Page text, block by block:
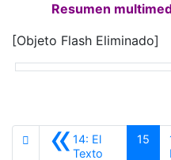
Resumen
[Objeto Flash Eliminado]
«14: El
Texto
15